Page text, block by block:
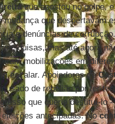
que apostou no golpe,
mudança que despertavam
e denúncias de
mas até agora
mobilizações em
escalar. Apoiadores de
de rebelião por ter
que queria destituí-lo
antecipadas. No